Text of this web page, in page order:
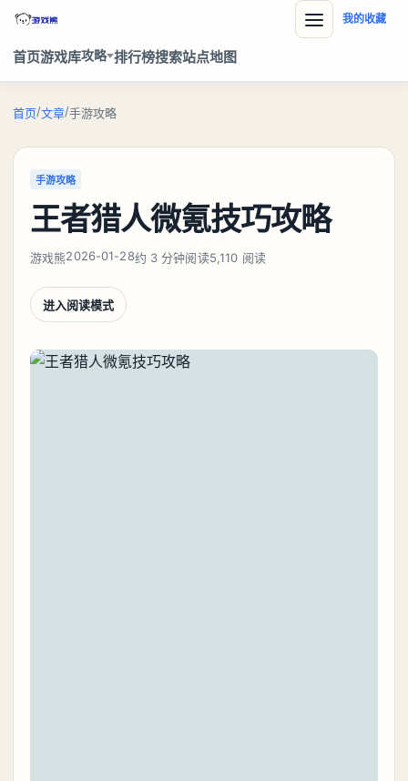
首页游戏库攻略 排行榜搜索站点地图
我的收藏
首页/文章/手游攻略
手游攻略
王者猎人微氪技巧攻略
游戏熊2026-01-28约 3 分钟阅读5,110 阅读
进入阅读模式